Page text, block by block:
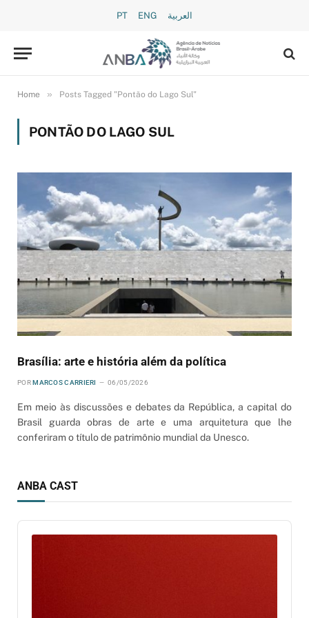
PT ENG العربية
Home » Posts Tagged "Pontão do Lago Sul"
PONTÃO DO LAGO SUL
Brasília: arte e história além da política
POR MARCOS CARRIERI 06/05/2026
Em meio às discussões e debates da República, a capital do
Brasil guarda obras de arte e uma arquitetura que lhe
conferiram o título de patrimônio mundial da Unesco.
ANBA CAST
Audio
Player